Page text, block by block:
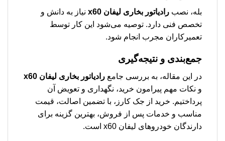
بله، نصب رادیاتور بخاری لیفان x60
نیاز به دانش و
تخصص فنی دارد. توصیه می‌شود این کار توسط
تعمیرکاران مجرب انجام شود.
جمع‌بندی و نتیجه‌گیری
در این مقاله، به بررسی جامع رادیاتور بخاری لیفان x60
و نکات مهم پیرامون خرید، نگهداری و تعویض آن
پرداختیم. خرید از جک کارز، با تضمین اصالت، قیمت
مناسب و خدمات پس از فروش، بهترین گزینه برای
دارندگان خودروهای لیفان x60 است.